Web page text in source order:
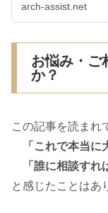
arch-assist.net
お悩み・ご
か？
この記事を読まれ
「これで本当に
「誰に相談すれ
と感じたことはあ